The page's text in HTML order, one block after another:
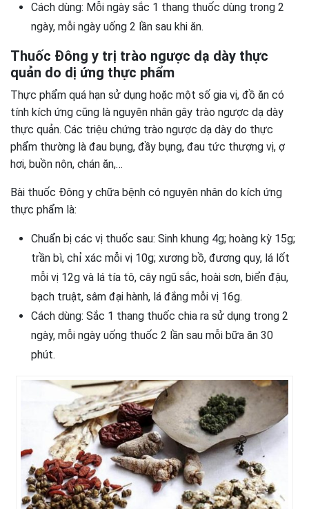
Cách dùng: Mỗi ngày sắc 1 thang thuốc dùng trong 2
ngày, mỗi ngày uống 2 lần sau khi ăn.
Thuốc Đông y trị trào ngược dạ dày thực
quản do dị ứng thực phẩm
Thực phẩm quá hạn sử dụng hoặc một số gia vị, đồ ăn có
tính kích ứng cũng là nguyên nhân gây trào ngược dạ dày
thực quản. Các triệu chứng trào ngược dạ dày do thực
phẩm thường là đau bụng, đầy bụng, đau tức thượng vị, ợ
hơi, buồn nôn, chán ăn,…
Bài thuốc Đông y chữa bệnh có nguyên nhân do kích ứng
thực phẩm là:
Chuẩn bị các vị thuốc sau: Sinh khung 4g; hoàng kỳ 15g;
trần bì, chỉ xác mỗi vị 10g; xương bồ, đương quy, lá lốt
mỗi vị 12g và lá tía tô, cây ngũ sắc, hoài sơn, biển đậu,
bạch truật, sâm đại hành, lá đắng mỗi vị 16g.
Cách dùng: Sắc 1 thang thuốc chia ra sử dụng trong 2
ngày, mỗi ngày uống thuốc 2 lần sau mỗi bữa ăn 30
phút.